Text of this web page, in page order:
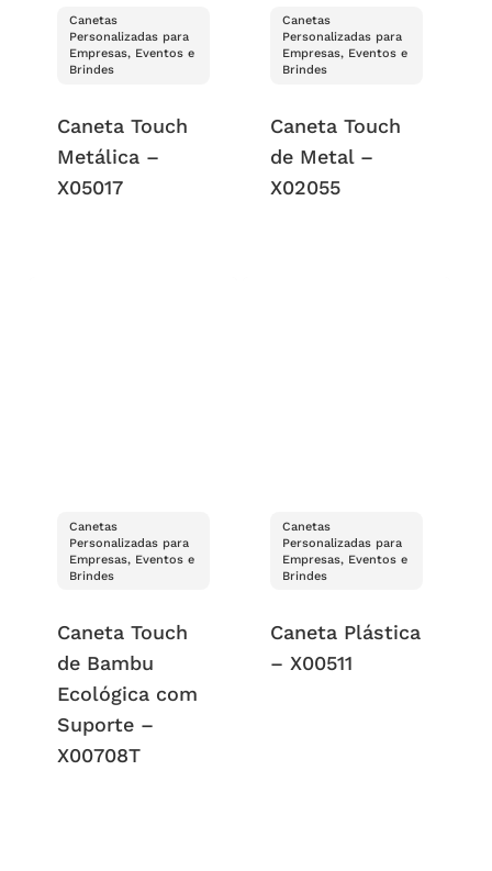
Canetas
Personalizadas para
Empresas, Eventos e
Brindes
Caneta Touch
Metálica –
X05017
Canetas
Personalizadas para
Empresas, Eventos e
Brindes
Caneta Touch
de Metal –
X02055
Canetas
Personalizadas para
Empresas, Eventos e
Brindes
Caneta Touch
de Bambu
Ecológica com
Suporte –
X00708T
Canetas
Personalizadas para
Empresas, Eventos e
Brindes
Caneta Plástica
– X00511